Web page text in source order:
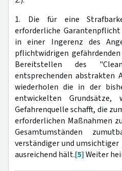
1. Die für eine
erforderliche
in einer Ingerenz des
pflichtwidrigen
Bereitstellen des
entsprechenden abstrakten
wiederholen die in der
entwickelten
Gefahrenquelle schafft, die
erforderlichen Maßnahmen
Gesamtumständen
verständiger und
ausreichend hält.[5]Weiter